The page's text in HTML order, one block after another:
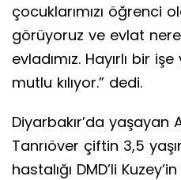
çocuklarımızı öğrenci
görüyoruz ve evlat
evladımız. Hayırlı bir
mutlu kılıyor.” dedi.
Diyarbakır’da yaşayan
Tanrıöver çiftin 3,5
hastalığı DMD’li